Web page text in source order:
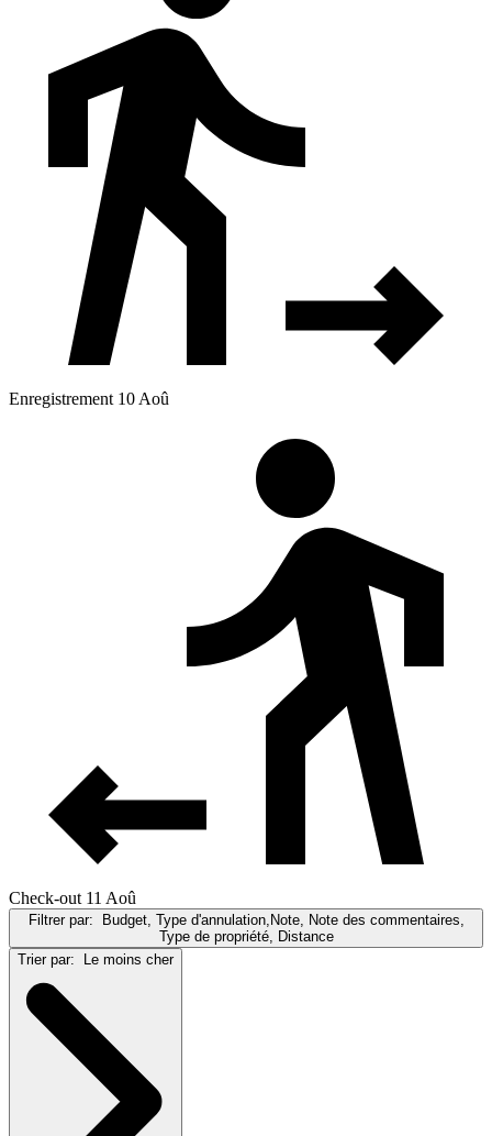
Enregistrement 10 Aoû
Check-out 11 Aoû
Filtrer par:
Budget, Type d'annulation,Note, Note des commentaires,
Type de propriété, Distance
Trier par:
Le moins cher